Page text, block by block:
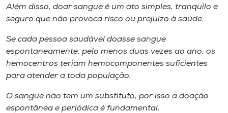
Unoesc
Store
o idioma
Além disso, doar sangue é um ato simples, tranquilo e
seguro que não provoca risco ou prejuízo à saúde.
Se cada pessoa saudável doasse sangue
espontaneamente, pelo menos duas vezes ao ano, os
hemocentros teriam hemocomponentes suficientes
para atender a toda população.
O sangue não tem um substituto, por isso a doação
espontânea e periódica é fundamental.